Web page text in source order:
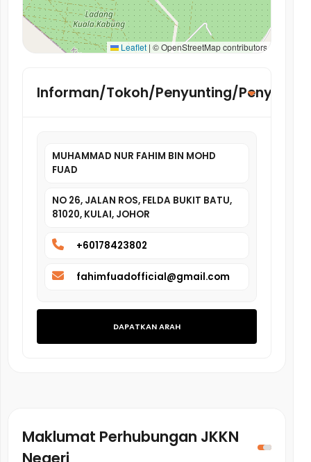
Leaflet | © OpenStreetMap contributors
Informan/Tokoh/Penyunting/Penyelidik
MUHAMMAD NUR FAHIM BIN MOHD
FUAD
NO 26, JALAN ROS, FELDA BUKIT BATU,
81020, KULAI, JOHOR
+60178423802
fahimfuadofficial@gmail.com
DAPATKAN ARAH
Maklumat Perhubungan JKKN